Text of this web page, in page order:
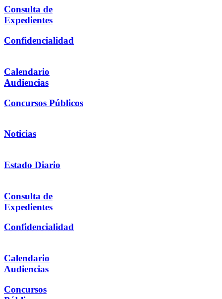
Consulta de
Expedientes
Confidencialidad
Calendario
Audiencias
Concursos Públicos
Noticias
Estado Diario
Consulta de
Expedientes
Confidencialidad
Calendario
Audiencias
Concursos